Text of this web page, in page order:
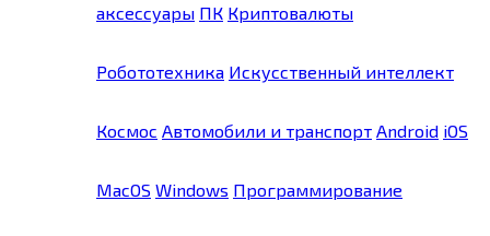
аксессуары ПК Криптовалюты
Робототехника Искусственный интеллект
Космос Автомобили и транспорт Android iOS
MacOS Windows Программирование